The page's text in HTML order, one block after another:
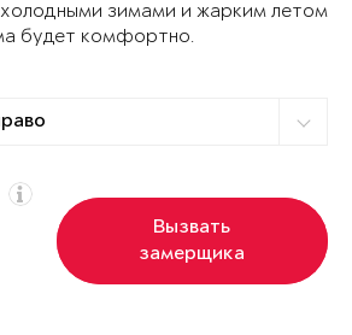
зимами и жарким летом
будет комфортно.
Вызвать
замерщика